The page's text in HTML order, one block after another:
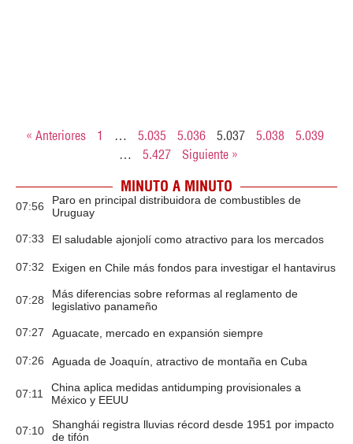
« Anteriores 1 … 5.035 5.036 5.037 5.038
5.039
…
5.427 Siguiente »
MINUTO A MINUTO
07:56
Paro en principal distribuidora de combustibles de
Uruguay
07:33 El saludable ajonjolí como atractivo para los mercados
07:32 Exigen en Chile más fondos para investigar el hantavirus
07:28
Más diferencias sobre reformas al reglamento de
legislativo panameño
07:27 Aguacate, mercado en expansión siempre
07:26 Aguada de Joaquín, atractivo de montaña en Cuba
07:11
China aplica medidas antidumping provisionales a
México y EEUU
07:10
Shanghái registra lluvias récord desde 1951 por impacto
de tifón